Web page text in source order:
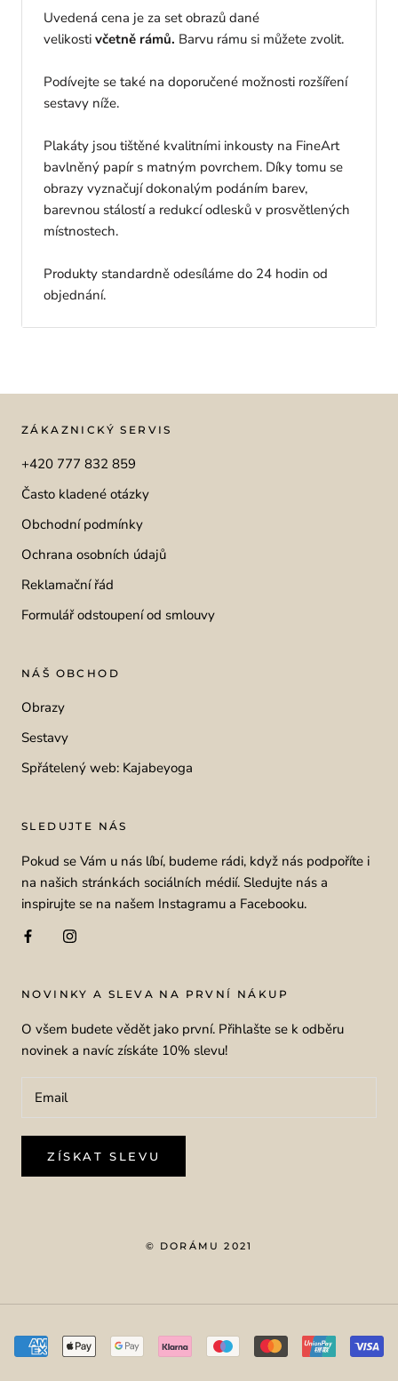
Uvedená cena je za set obrazů dané
velikosti včetně rámů. Barvu rámu si můžete zvolit.
Podívejte se také na doporučené možnosti rozšíření
sestavy níže.
Plakáty jsou tištěné kvalitními inkousty na FineArt
bavlněný papír s matným povrchem. Díky tomu se
obrazy vyznačují dokonalým podáním barev,
barevnou stálostí a redukcí odlesků v prosvětlených
místnostech.
Produkty standardně odesíláme do 24 hodin od
objednání.
ZÁKAZNICKÝ SERVIS
+420 777 832 859
Často kladené otázky
Obchodní podmínky
Ochrana osobních údajů
Reklamační řád
Formulář odstoupení od smlouvy
NÁŠ OBCHOD
Obrazy
Sestavy
Spřátelený web: Kajabeyoga
SLEDUJTE NÁS
Pokud se Vám u nás líbí, budeme rádi, když nás podpoříte i
na našich stránkách sociálních médií. Sledujte nás a
inspirujte se na našem Instagramu a Facebooku.
NOVINKY A SLEVA NA PRVNÍ NÁKUP
O všem budete vědět jako první. Přihlašte se k odběru
novinek a navíc získáte 10% slevu!
ZÍSKAT SLEVU
© DORÁMU 2021